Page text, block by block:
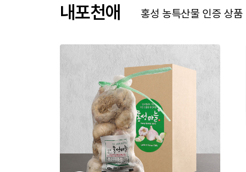
내포천애 홍성 농특산물 인증 상품